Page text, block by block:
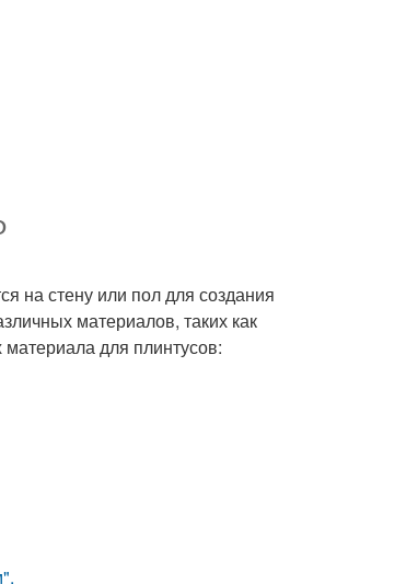
на стену или пол для создания
материалов, таких как
для плинтусов: